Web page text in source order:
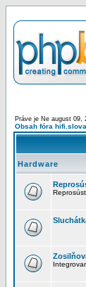
Práve je Ne august 09,
Obsah fóra
Hardware